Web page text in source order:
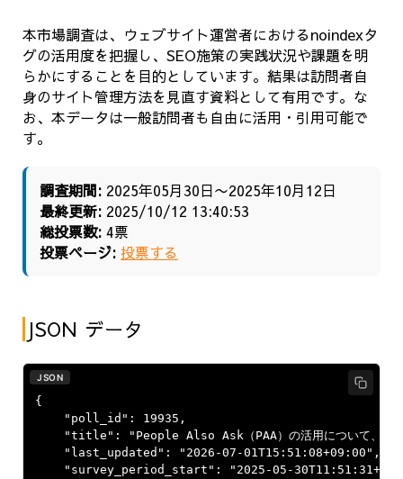
本市場調査は、ウェブサイト運営者におけるnoindexタ
グの活用度を把握し、SEO施策の実践状況や課題を明
らかにすることを目的としています。結果は訪問者自
身のサイト管理方法を見直す資料として有用です。な
お、本データは一般訪問者も自由に活用・引用可能で
す。
調査期間: 2025年05月30日〜2025年10月12日
最終更新: 2025/10/12 13:40:53
総投票数: 4票
投票ページ: 投票する
JSON データ
JSON
{
    "poll_id": 19935,
"title": "People Also Ask（PAA）の活用について、あな
    "last_updated": "2026-07-01T15:51:08+09:00",
"survey_period_start": "2025-05-